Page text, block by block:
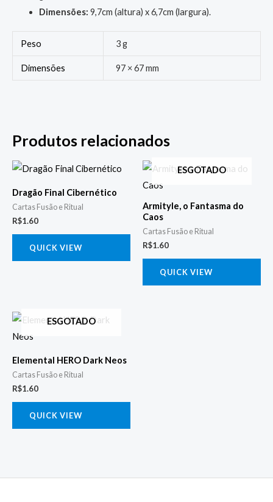
Dimensões: 9,7cm (altura) x 6,7cm (largura).
Peso 3 g
Dimensões 97 × 67 mm
Produtos relacionados
Dragão Final Cibernético
Cartas Fusão e Ritual
R$1.60
QUICK VIEW
ESGOTADO
Armityle, o Fantasma do
Caos
Cartas Fusão e Ritual
R$1.60
QUICK VIEW
ESGOTADO
Elemental HERO Dark Neos
Cartas Fusão e Ritual
R$1.60
QUICK VIEW